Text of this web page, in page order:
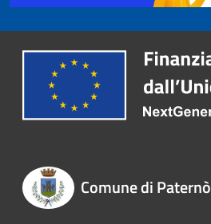
Comune di Paternò